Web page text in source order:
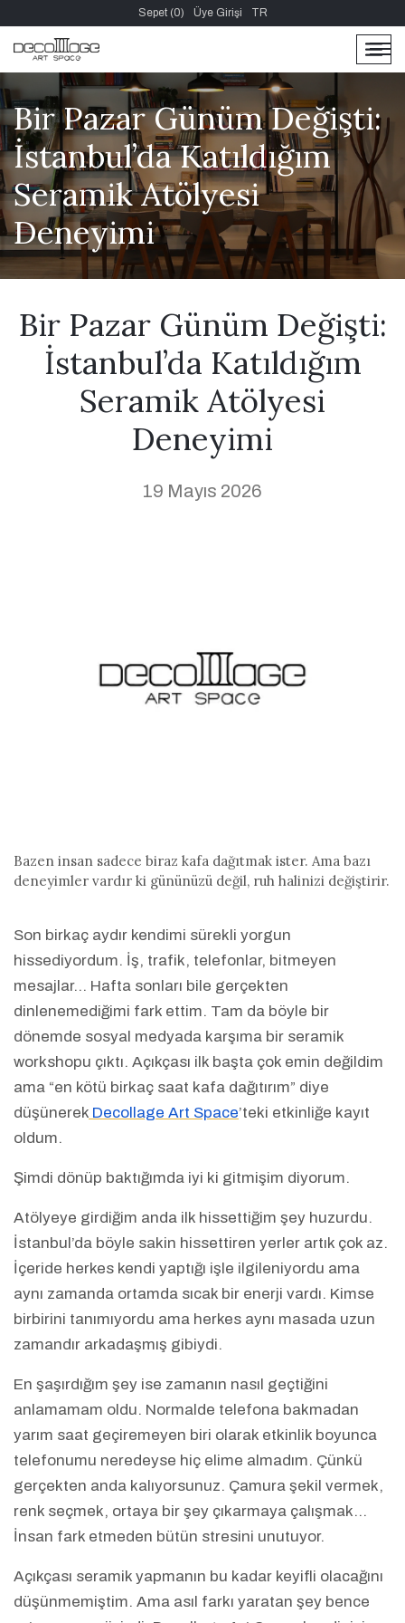
Sepet (0) Üye Girişi TR
Bir Pazar Günüm Değişti:
İstanbul’da Katıldığım
Seramik Atölyesi
Deneyimi
Bir Pazar Günüm Değişti:
İstanbul’da Katıldığım
Seramik Atölyesi
Deneyimi
19 Mayıs 2026
Bazen insan sadece biraz kafa dağıtmak ister. Ama bazı
deneyimler vardır ki gününüzü değil, ruh halinizi değiştirir.
Son birkaç aydır kendimi sürekli yorgun
hissediyordum. İş, trafik, telefonlar, bitmeyen
mesajlar… Hafta sonları bile gerçekten
dinlenemediğimi fark ettim. Tam da böyle bir
dönemde sosyal medyada karşıma bir seramik
workshopu çıktı. Açıkçası ilk başta çok emin değildim
ama “en kötü birkaç saat kafa dağıtırım” diye
düşünerek Decollage Art Space’teki etkinliğe kayıt
oldum.
Şimdi dönüp baktığımda iyi ki gitmişim diyorum.
Atölyeye girdiğim anda ilk hissettiğim şey huzurdu.
İstanbul’da böyle sakin hissettiren yerler artık çok az.
İçeride herkes kendi yaptığı işle ilgileniyordu ama
aynı zamanda ortamda sıcak bir enerji vardı. Kimse
birbirini tanımıyordu ama herkes aynı masada uzun
zamandır arkadaşmış gibiydi.
En şaşırdığım şey ise zamanın nasıl geçtiğini
anlamamam oldu. Normalde telefona bakmadan
yarım saat geçiremeyen biri olarak etkinlik boyunca
telefonumu neredeyse hiç elime almadım. Çünkü
gerçekten anda kalıyorsunuz. Çamura şekil vermek,
renk seçmek, ortaya bir şey çıkarmaya çalışmak…
İnsan fark etmeden bütün stresini unutuyor.
Açıkçası seramik yapmanın bu kadar keyifli olacağını
düşünmemiştim. Ama asıl farkı yaratan şey bence